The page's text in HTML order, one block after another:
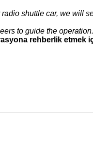
radio shuttle car, we will
to guide the
rehberlik etmek